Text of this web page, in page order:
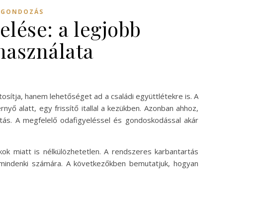
a legjobb
hanem lehetőséget ad a családi együttlétekre is. A
alatt, egy frissítő itallal a kezükben. Azonban ahhoz,
A megfelelő odafigyeléssel és gondoskodással akár
miatt is nélkülözhetetlen. A rendszeres karbantartás
számára. A következőkben bemutatjuk, hogyan